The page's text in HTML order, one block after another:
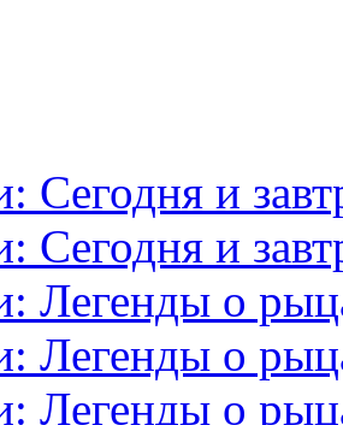
Сегодня и
Сегодня и
Легенды о
Легенды о
Легенды о